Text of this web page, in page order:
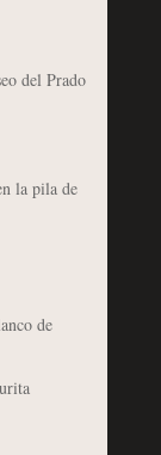
del Prado
la pila de
de